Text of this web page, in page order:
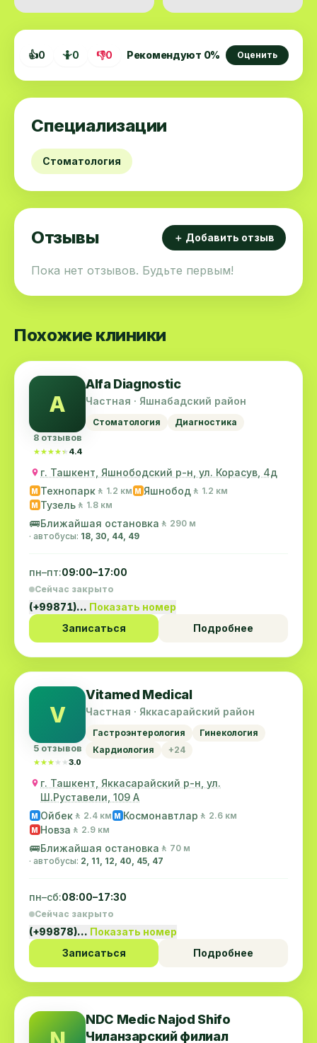
👍0 🤷0 👎0 Рекомендуют 0% Оценить
Специализации
Стоматология
Отзывы ＋ Добавить отзыв
Пока нет отзывов. Будьте первым!
Похожие клиники
A
8 отзывов
★★★★★
★★★★★ 4.4
Alfa Diagnostic
Частная · Яшнабадский район
Стоматология Диагностика
г. Ташкент, Яшнободский р-н, ул. Корасув, 4д
M Технопарк 🚶 1.2 км M Яшнобод 🚶 1.2 км
M Тузель 🚶 1.8 км
🚌Ближайшая остановка 🚶 290 м
· автобусы: 18, 30, 44, 49
пн–пт:09:00–17:00
Сейчас закрыто
(+99871)… Показать номер
Записаться
Подробнее
V
5 отзывов
★★★★★
★★★★★3.0
Vitamed Medical
Частная · Яккасарайский район
Гастроэнтерология
Гинекология
Кардиология
+24
г. Ташкент, Яккасарайский р-н, ул.
Ш.Руставели, 109 А
M Ойбек 🚶 2.4 км M Космонавтлар 🚶 2.6 км
M Новза 🚶 2.9 км
🚌Ближайшая остановка 🚶 70 м
· автобусы: 2, 11, 12, 40, 45, 47
пн–сб:08:00–17:30
Сейчас закрыто
(+99878)… Показать номер
Записаться
Подробнее
NDC Medic Najod Shifo
Чиланзарский филиал